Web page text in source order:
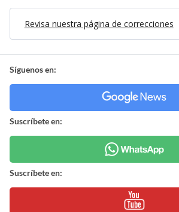
Revisa nuestra página de correcciones
Síguenos en:
Suscríbete en:
Suscríbete en: